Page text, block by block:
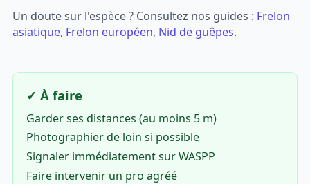
Un doute sur l'espèce ? Consultez nos guides : Frelon
asiatique, Frelon européen, Nid de guêpes.
✓ À faire
Garder ses distances (au moins 5 m)
Photographier de loin si possible
Signaler immédiatement sur WASPP
Faire intervenir un pro agréé